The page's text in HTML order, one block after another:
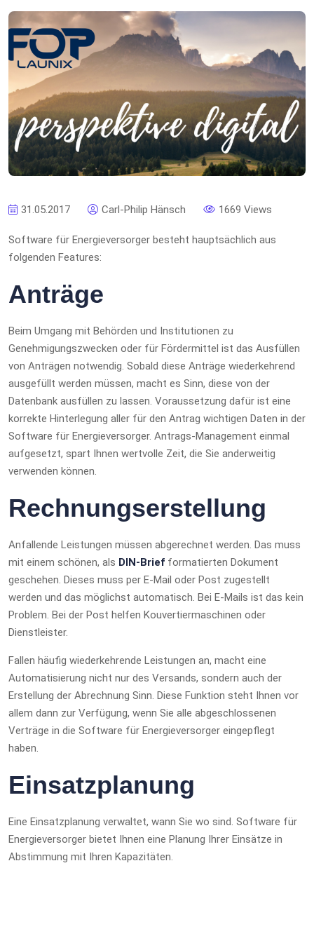
31.05.2017 Carl-Philip Hänsch 1669 Views
Software für Energieversorger besteht hauptsächlich aus
folgenden Features:
Anträge
Beim Umgang mit Behörden und Institutionen zu
Genehmigungszwecken oder für Fördermittel ist das Ausfüllen
von Anträgen notwendig. Sobald diese Anträge wiederkehrend
ausgefüllt werden müssen, macht es Sinn, diese von der
Datenbank ausfüllen zu lassen. Voraussetzung dafür ist eine
korrekte Hinterlegung aller für den Antrag wichtigen Daten in der
Software für Energieversorger. Antrags-Management einmal
aufgesetzt, spart Ihnen wertvolle Zeit, die Sie anderweitig
verwenden können.
Rechnungserstellung
Anfallende Leistungen müssen abgerechnet werden. Das muss
mit einem schönen, als DIN-Brief formatierten Dokument
geschehen. Dieses muss per E-Mail oder Post zugestellt
werden und das möglichst automatisch. Bei E-Mails ist das kein
Problem. Bei der Post helfen Kouvertiermaschinen oder
Dienstleister.
Fallen häufig wiederkehrende Leistungen an, macht eine
Automatisierung nicht nur des Versands, sondern auch der
Erstellung der Abrechnung Sinn. Diese Funktion steht Ihnen vor
allem dann zur Verfügung, wenn Sie alle abgeschlossenen
Verträge in die Software für Energieversorger eingepflegt
haben.
Einsatzplanung
Eine Einsatzplanung verwaltet, wann Sie wo sind. Software für
Energieversorger bietet Ihnen eine Planung Ihrer Einsätze in
Abstimmung mit Ihren Kapazitäten.